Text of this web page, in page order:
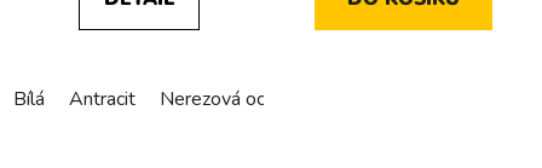
Bílá Antracit Nerezová ocel